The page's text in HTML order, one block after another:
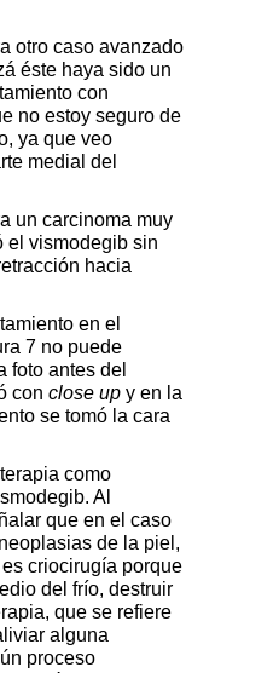
otro caso avanzado
éste haya sido un
con
no estoy seguro de
ya que veo
medial del
un carcinoma muy
el vismodegib sin
hacia
en el
7 no puede
foto antes del
con close up y en la
se tomó la cara
como
Al
que en el caso
de la piel,
criocirugía porque
del frío, destruir
que se refiere
alguna
proceso